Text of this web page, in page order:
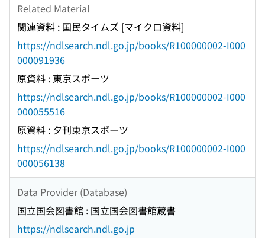
Related Material
関連資料 : 国民タイムズ [マイクロ資料]
https://ndlsearch.ndl.go.jp/books/R100000002-I000
000091936
原資料 : 東京スポーツ
https://ndlsearch.ndl.go.jp/books/R100000002-I000
000055516
原資料 : 夕刊東京スポーツ
https://ndlsearch.ndl.go.jp/books/R100000002-I000
000056138
Data Provider (Database)
国立国会図書館 : 国立国会図書館蔵書
https://ndlsearch.ndl.go.jp